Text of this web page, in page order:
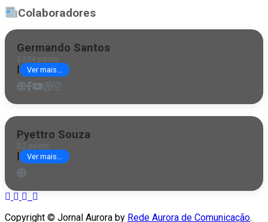
Colaboradores
Germando Santos
3224 posts
Ver mais...
Pyettro Souza
32 posts
Ver mais...
Copyright © Jornal Aurora by Rede Aurora de Comunicação.